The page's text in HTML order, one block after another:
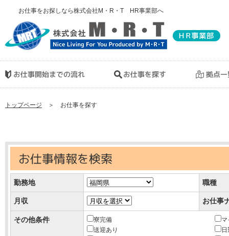
お仕事をお探しなら株式会社M・R・T HR事業部へ
トップページ ＞ お仕事を探す
勤務地 職種
月収 お仕事
その他条件 寮完備
マ
送迎あり